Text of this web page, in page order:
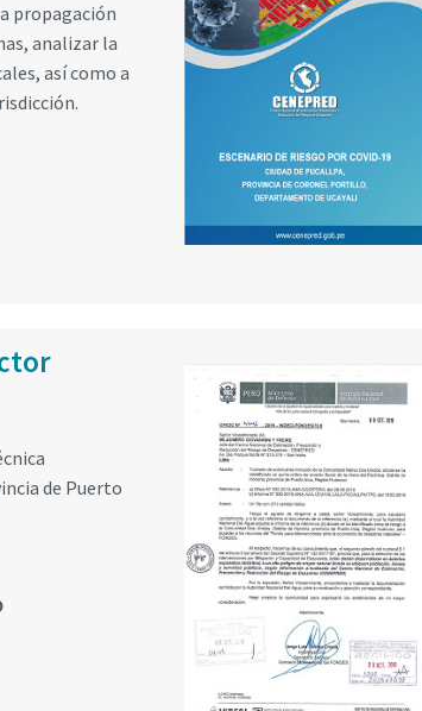
propagación
analizar la
así como a
de Puerto